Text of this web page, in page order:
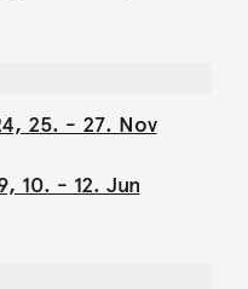
25. - 27. Nov
10. - 12. Jun